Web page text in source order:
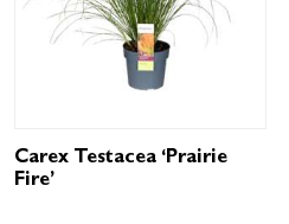
Carex Testacea ‘Prairie
Fire’